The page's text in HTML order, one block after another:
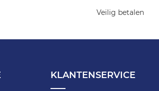
Veilig betalen
KLANTENSERVICE